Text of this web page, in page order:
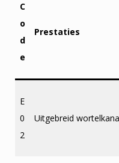
C
o
d
e
Prestaties
E
0
2
Uitgebreid